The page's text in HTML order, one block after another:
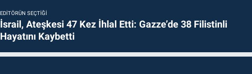
EDITÖRÜN SEÇTIĞI
İsrail, Ateşkesi 47 Kez İhlal Etti: Gazze’de 38 Filistinli
Hayatını Kaybetti